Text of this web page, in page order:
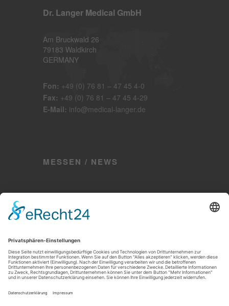
Dr. Langer Medical GmbH
Am Bruckwald 26
79183 Waldkirch
GERMANY
Fon: +49 (0) 76 81 – 47 45 4-0
Fax: +49 (0) 76 81 – 47 45 4-29
E-Mail: info@medical-langer.de
MESSEN / NEWS
Impressum|Disclaimer|